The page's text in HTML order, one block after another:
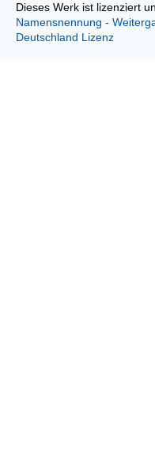
Dieses Werk ist lizenziert
Namensnennung -
Deutschland Lizenz